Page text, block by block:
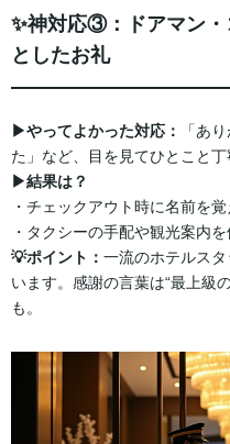
✨神対応③：ドアマン
としたお礼
▶︎やってよかった対応：
「あ
た」など、目を見てひとこと丁
▶︎結果は？
・チェックアウト時に名前を
・タクシーの手配や観光案内
💡ポイント： 一流のホテルス
います。感謝の言葉は“最上級
も。